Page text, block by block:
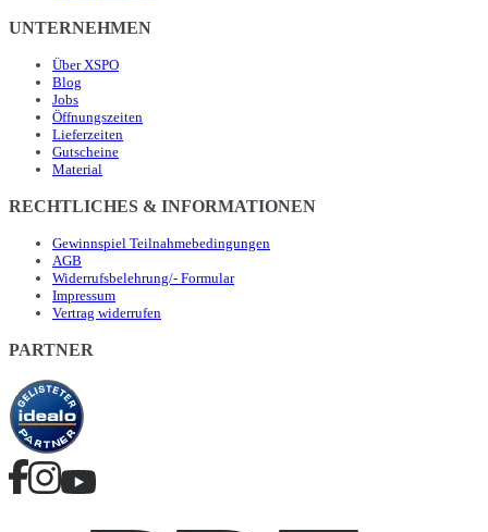
UNTERNEHMEN
Über XSPO
Blog
Jobs
Öffnungszeiten
Lieferzeiten
Gutscheine
Material
RECHTLICHES & INFORMATIONEN
Gewinnspiel Teilnahmebedingungen
AGB
Widerrufsbelehrung/- Formular
Impressum
Vertrag widerrufen
PARTNER